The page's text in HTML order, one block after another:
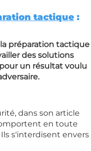
tactique :
préparation tactique
des solutions
un résultat voulu
dans son article
en toute
s'interdisent envers